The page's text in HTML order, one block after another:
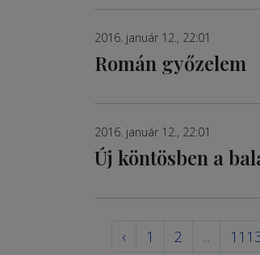
2016. január 12., 22:01
Román győzelem
2016. január 12., 22:01
Új köntösben a
‹ 1 2 ...